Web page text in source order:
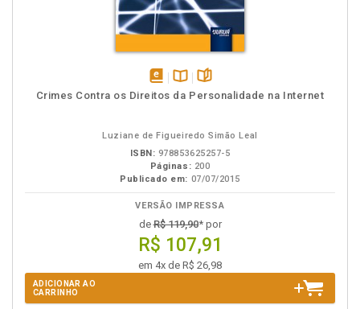
disponívelDisponível
páginas
Crimes Contra os Direitos da Personalidade na Internet
Luziane de Figueiredo Simão Leal
ISBN: 978853625257-5
Páginas: 200
Publicado em: 07/07/2015
VERSÃO IMPRESSA
deR$ 119,90* por
R$ 107,91
em 4x de R$ 26,98
ADICIONAR AO
CARRINHO